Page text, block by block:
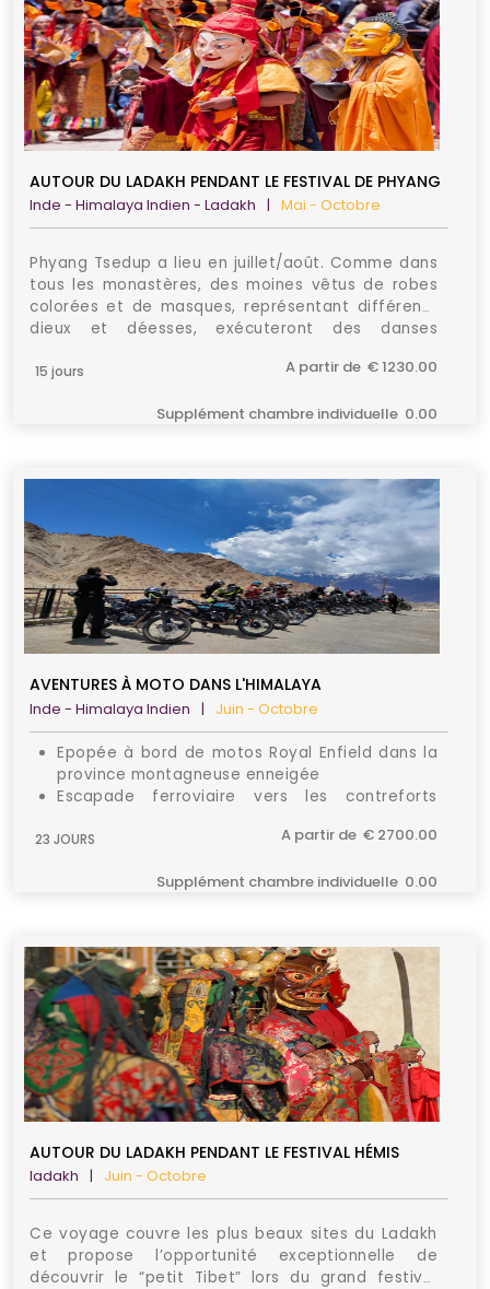
AUTOUR DU LADAKH PENDANT LE FESTIVAL DE PHYANG
Inde - Himalaya Indien - Ladakh | Mai - Octobre
Phyang Tsedup a lieu en juillet/août. Comme dans
tous les monastères, des moines vêtus de robes
colorées et de masques, représentant différents
dieux et déesses, exécuteront des danses
Giksten Gonbo est suspendue dans la cour
15 jours A partir de € 1230.00
Supplément chambre individuelle 0.00
AVENTURES À MOTO DANS L'HIMALAYA
Inde - Himalaya Indien | Juin - Octobre
Epopée à bord de motos Royal Enfield dans la
province montagneuse enneigée
Escapade ferroviaire vers les contreforts
Parcous idéal pour les passionnés d’histoires et
23 JOURS A partir de € 2700.00
Supplément chambre individuelle 0.00
AUTOUR DU LADAKH PENDANT LE FESTIVAL HÉMIS
ladakh | Juin - Octobre
Ce voyage couvre les plus beaux sites du Ladakh
et propose l’opportunité exceptionnelle de
découvrir le “petit Tibet” lors du grand festival